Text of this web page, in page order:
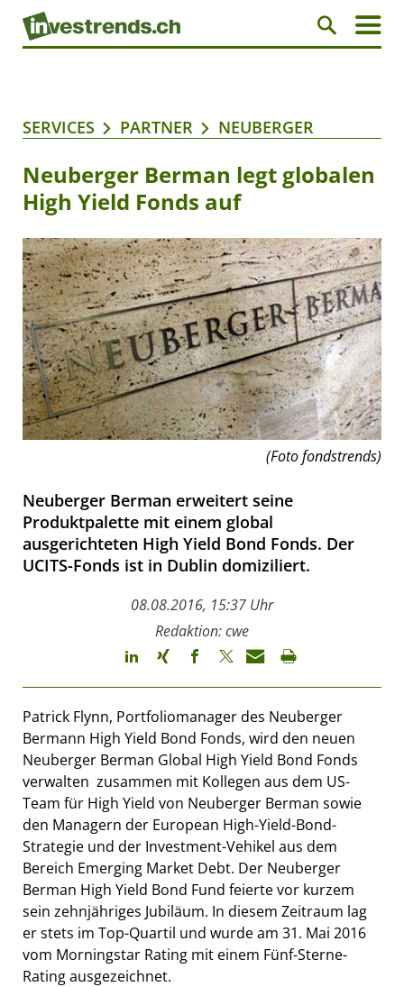
SERVICES PARTNER NEUBERGER
Neuberger Berman legt globalen
High Yield Fonds auf
(Foto fondstrends)
Neuberger Berman erweitert seine
Produktpalette mit einem global
ausgerichteten High Yield Bond Fonds. Der
UCITS-Fonds ist in Dublin domiziliert.
08.08.2016, 15:37 Uhr
Redaktion: cwe
Patrick Flynn, Portfoliomanager des Neuberger
Bermann High Yield Bond Fonds, wird den neuen
Neuberger Berman Global High Yield Bond Fonds
verwalten  zusammen mit Kollegen aus dem US-
Team für High Yield von Neuberger Berman sowie
den Managern der European High-Yield-Bond-
Strategie und der Investment-Vehikel aus dem
Bereich Emerging Market Debt. Der Neuberger
Berman High Yield Bond Fund feierte vor kurzem
sein zehnjähriges Jubiläum. In diesem Zeitraum lag
er stets im Top-Quartil und wurde am 31. Mai 2016
vom Morningstar Rating mit einem Fünf-Sterne-
Rating ausgezeichnet.